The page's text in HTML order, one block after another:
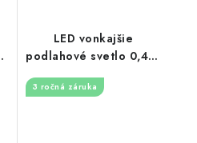
LED vonkajšie
podlahové svetlo 0,4W
/ IP67 FL101 / 4000K -
LFL120
3 ročná záruka